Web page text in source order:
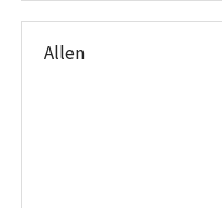
Allen